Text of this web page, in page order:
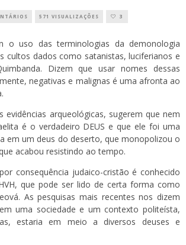
571 VISUALIZAÇÕES 3
o uso das terminologias da demonologia
cultos dados como satanistas, luciferianos e
Dizem que usar nomes dessas
negativas e malignas é uma afronta ao
evidências arqueológicas, sugerem que nem
é o verdadeiro DEUS e que ele foi uma
em um deus do deserto, que monopolizou o
acabou resistindo ao tempo.
consequência judaico-cristão é conhecido
que pode ser lido de certa forma como
As pesquisas mais recentes nos dizem
uma sociedade e um contexto politeísta,
estaria em meio a diversos deuses e